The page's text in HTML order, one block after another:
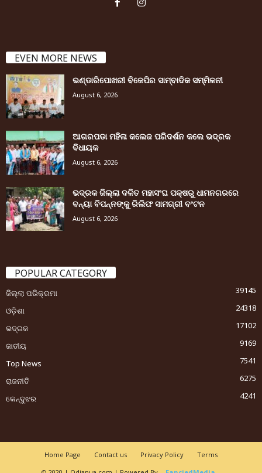
EVEN MORE NEWS
ଭଣ୍ଡାରିପୋଖରୀ ବିଜେପିର ସାମ୍ବାଦିକ ସମ୍ମିଳନୀ
August 6, 2026
ଆଗରପଡା ମହିଳା କଲେଜ ପରିଦର୍ଶନ କଲେ ଭଦ୍ରକ
ବିଧାୟକ
August 6, 2026
ଭଦ୍ରକ ଜିଲ୍ଲା ଦଳିତ ମହାସଂଘ ପକ୍ଷରୁ ଧାମନଗରରେ
ବନ୍ୟା ବିପନ୍ନଙ୍କୁ ରିଲିଫ ସାମଗ୍ରୀ ବଂଟନ
August 6, 2026
POPULAR CATEGORY
ଜିଲ୍ଲା ପରିକ୍ରମା
39145
ଓଡ଼ିଶା
24318
ଭଦ୍ରକ
17102
ଜାତୀୟ
9169
Top News
7541
ରାଜନୀତି
6275
କେନ୍ଦୁଝର
4241
Home Page Contact us Privacy Policy
Terms